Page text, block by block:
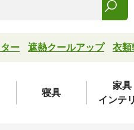
ー 遮熱クールアップ 衣類
寝具
家具
インテ